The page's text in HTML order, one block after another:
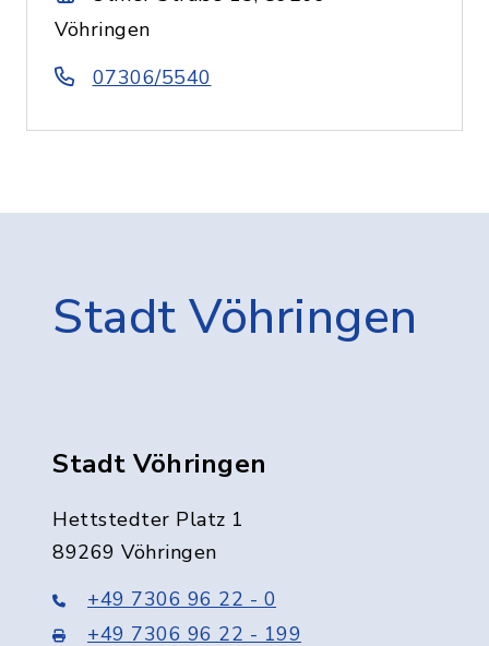
Vöhringen
07306/5540
Stadt Vöhringen
Stadt Vöhringen
Hettstedter Platz 1
89269 Vöhringen
+49 7306 96 22 - 0
+49 7306 96 22 - 199